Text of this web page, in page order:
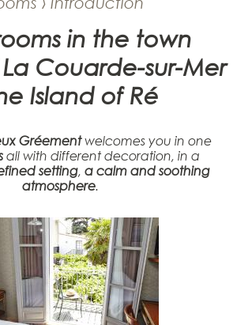
in the town
Couarde-sur-Mer
Island of Ré
Gréementwelcomes you in one
all with different decoration, in a
setting, a calm and soothing
atmosphere.